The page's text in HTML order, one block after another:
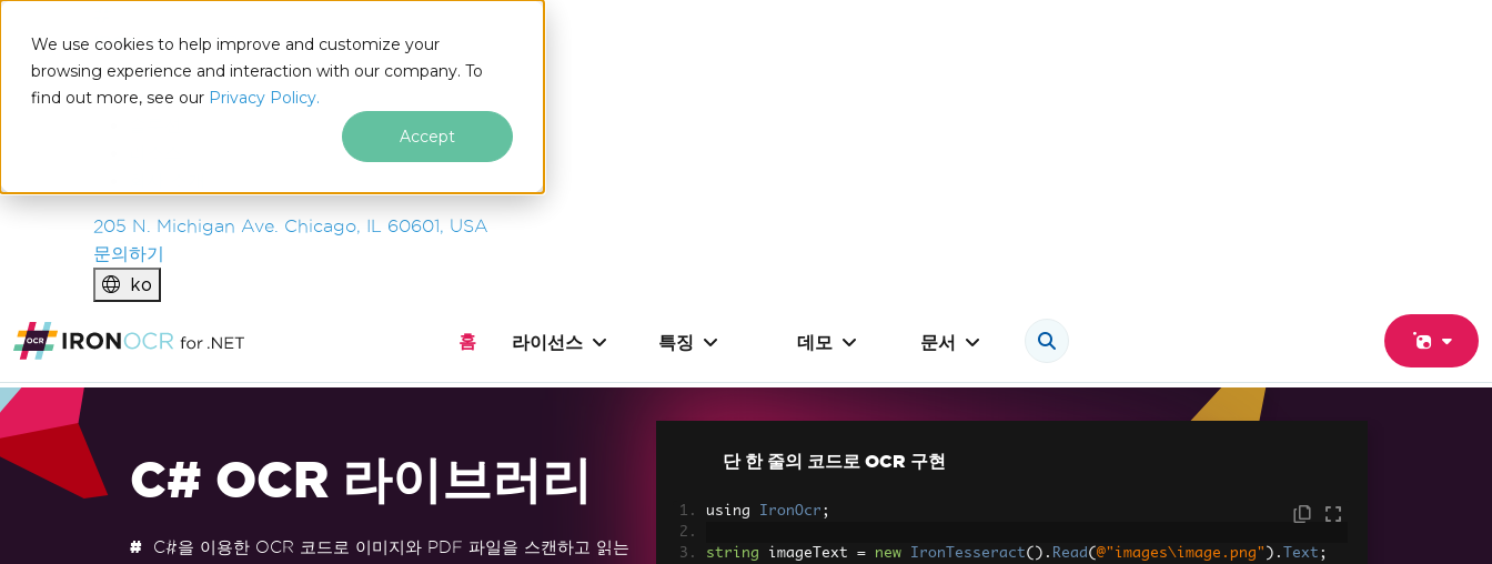
We use cookies to help improve and customize your
browsing experience and interaction with our company. To
find out more, see our Privacy Policy.
Accept
IRONSOFTWARE
제품
기업
205 N. Michigan Ave. Chicago, IL 60601, USA
문의하기
ko
홈 라이선스 특징 데모 문서
C# OCR 라이브러리
C#을 이용한 OCR 코드로 이미지와 PDF 파일을 스캔하고 읽는
단 한 줄의 코드로 OCR 구현
using IronOcr ;
string imageText = new IronTesseract(). Read ( @"images\image.png" ). Text ;